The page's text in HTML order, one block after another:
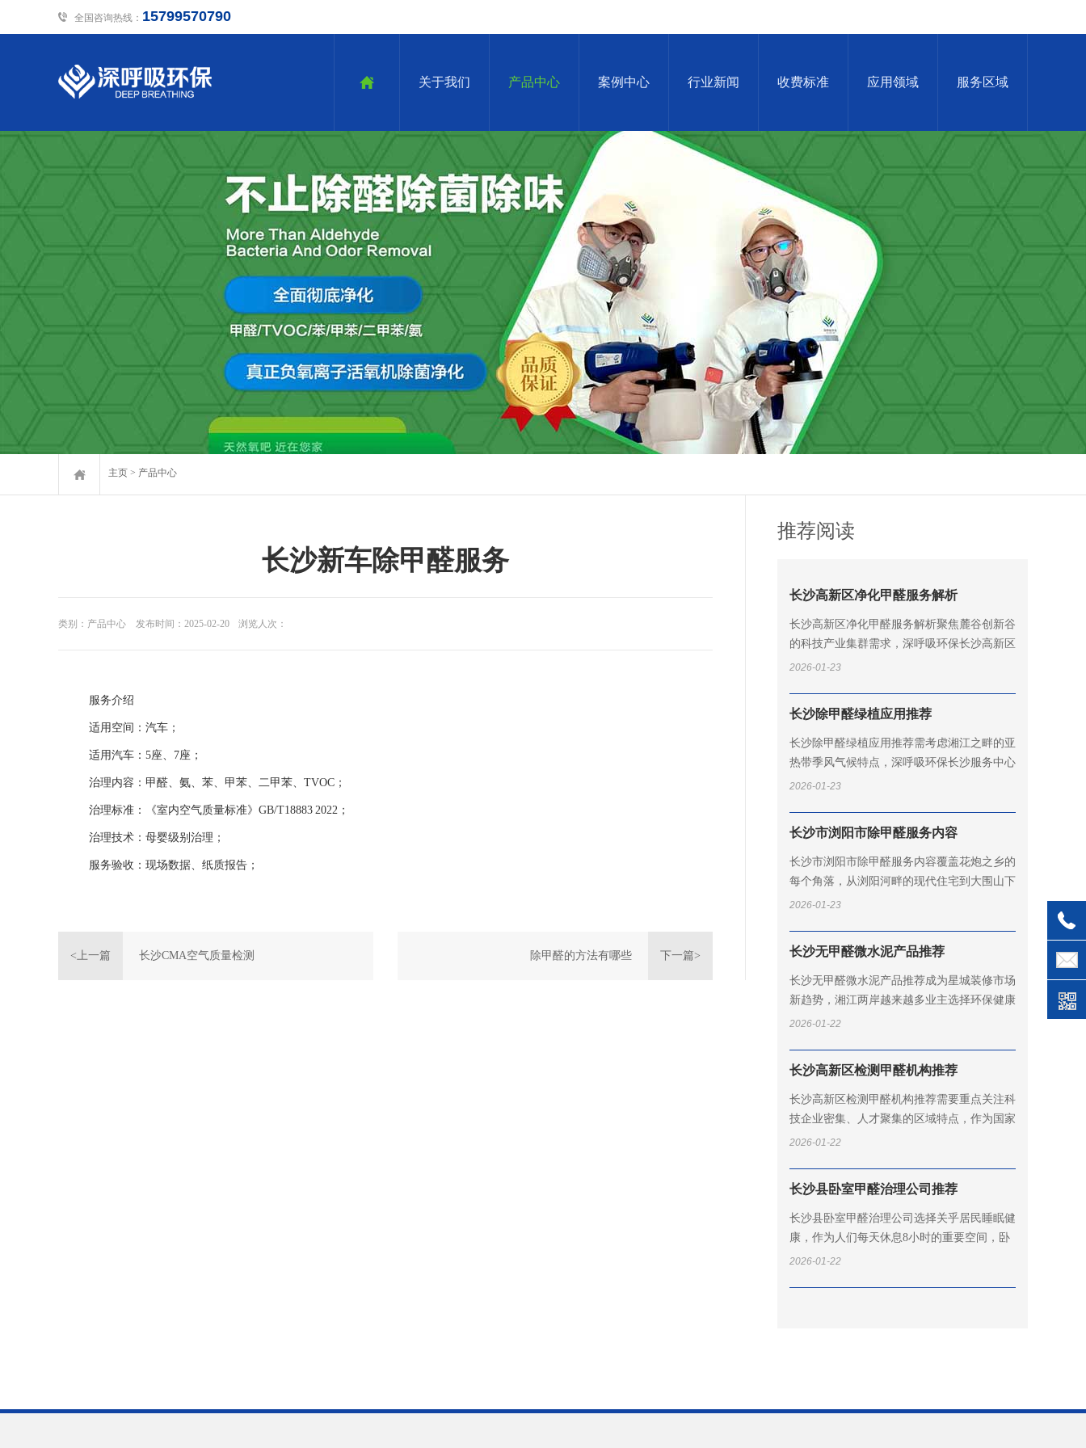
全国咨询热线： 15799570790
关于我们 产品中心 案例中心 行业新闻 收费标准 应用领域 服务区域
主页 > 产品中心
长沙新车除甲醛服务
类别：产品中心 发布时间：2025-02-20 浏览人次：
服务介绍
适用空间：汽车；
适用汽车：5座、7座；
治理内容：甲醛、氨、苯、甲苯、二甲苯、TVOC；
治理标准：《室内空气质量标准》GB/T18883 2022；
治理技术：母婴级别治理；
服务验收：现场数据、纸质报告；
<上一篇 长沙CMA空气质量检测 下一篇>
除甲醛的方法有哪些​
推荐阅读
长沙高新区净化甲醛服务解析
长沙高新区净化甲醛服务解析聚焦麓谷创新谷
的科技产业集群需求，深呼吸环保长沙高新区
服务中心依托岳麓山大学科技城的人才优势，
2026-01-23
长沙除甲醛绿植应用推荐
长沙除甲醛绿植应用推荐需考虑湘江之畔的亚
热带季风气候特点，深呼吸环保长沙服务中心
结合星城湿润温暖的环境条件，精心筛选适合
2026-01-23
长沙市浏阳市除甲醛服务内容
长沙市浏阳市除甲醛服务内容覆盖花炮之乡的
每个角落，从浏阳河畔的现代住宅到大围山下
的乡村别墅，深呼吸环保浏阳服务中心凭借本
2026-01-23
长沙无甲醛微水泥产品推荐
长沙无甲醛微水泥产品推荐成为星城装修市场
新趋势，湘江两岸越来越多业主选择环保健康
的装饰材料。深呼吸环保长沙材料检测中心通
2026-01-22
长沙高新区检测甲醛机构推荐
长沙高新区检测甲醛机构推荐需要重点关注科
技企业密集、人才聚集的区域特点，作为国家
级高新技术产业开发区，这里汇聚了大量科研
2026-01-22
长沙县卧室甲醛治理公司推荐
长沙县卧室甲醛治理公司选择关乎居民睡眠健
康，作为人们每天休息8小时的重要空间，卧
室空气质量直接影响身体恢复和免疫力。深呼
2026-01-22